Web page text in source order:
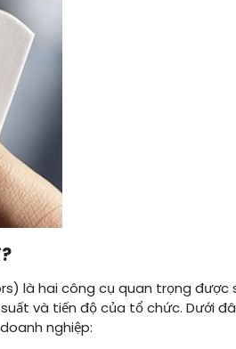
là hai công cụ quan trọng được
và tiến độ của tổ chức. Dưới
nghiệp: